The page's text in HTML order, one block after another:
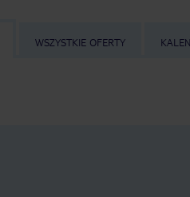
WSZYSTKIE OFERTY